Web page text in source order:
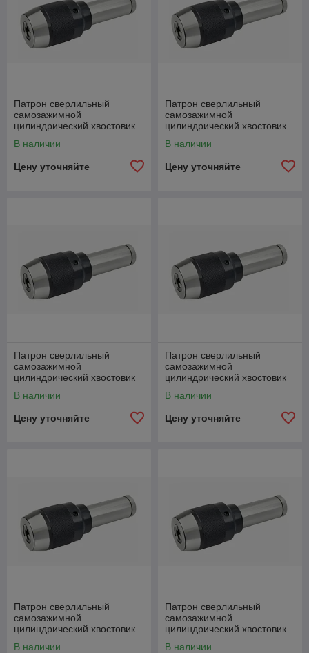
Патрон сверлильный
самозажимной
цилиндрический хвостовик
В наличии
Цену уточняйте
Патрон сверлильный
самозажимной
цилиндрический хвостовик
В наличии
Цену уточняйте
Патрон сверлильный
самозажимной
цилиндрический хвостовик
В наличии
Цену уточняйте
Патрон сверлильный
самозажимной
цилиндрический хвостовик
В наличии
Цену уточняйте
Патрон сверлильный
самозажимной
цилиндрический хвостовик
В наличии
Патрон сверлильный
самозажимной
цилиндрический хвостовик
В наличии